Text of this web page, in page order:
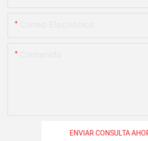
ENVIAR CONSULTA